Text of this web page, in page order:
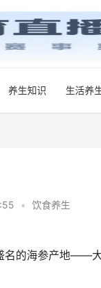
养生知识 生活养
• 饮食养生
名的海参产地——